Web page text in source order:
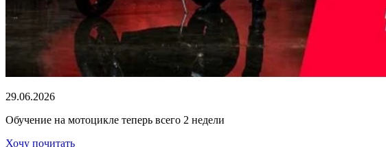
29.06.2026
Обучение на мотоцикле теперь всего 2 недели
Хочу почитать